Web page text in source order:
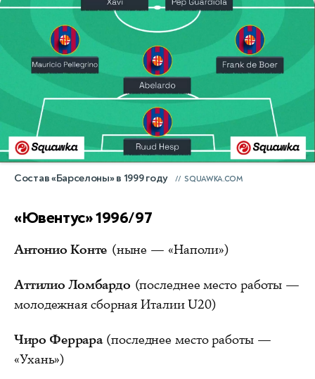
Состав «Барселоны» в 1999 году SQUAWKA.COM
«Ювентус» 1996/97
Антонио Конте (ныне — «Наполи»)
Аттилио Ломбардо (последнее место работы —
молодежная сборная Италии U20)
Чиро Феррара(последнее место работы —
«Ухань»)